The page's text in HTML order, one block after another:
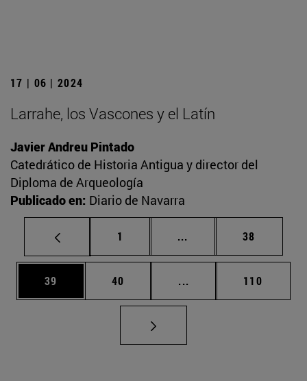
17 | 06 | 2024
Larrahe, los Vascones y el Latín
Javier Andreu Pintado
Catedrático de Historia Antigua y director del
Diploma de Arqueología
Publicado en: Diario de Navarra
Página
1 ... Páginas intermedias
Página
38
Página
39 Página
40 ... Páginas intermedias
Página
110